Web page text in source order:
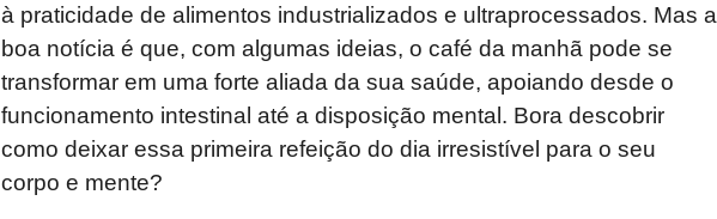
à praticidade de alimentos industrializados e ultraprocessados. Mas a
boa notícia é que, com algumas ideias, o café da manhã pode se
transformar em uma forte aliada da sua saúde, apoiando desde o
funcionamento intestinal até a disposição mental. Bora descobrir
como deixar essa primeira refeição do dia irresistível para o seu
corpo e mente?